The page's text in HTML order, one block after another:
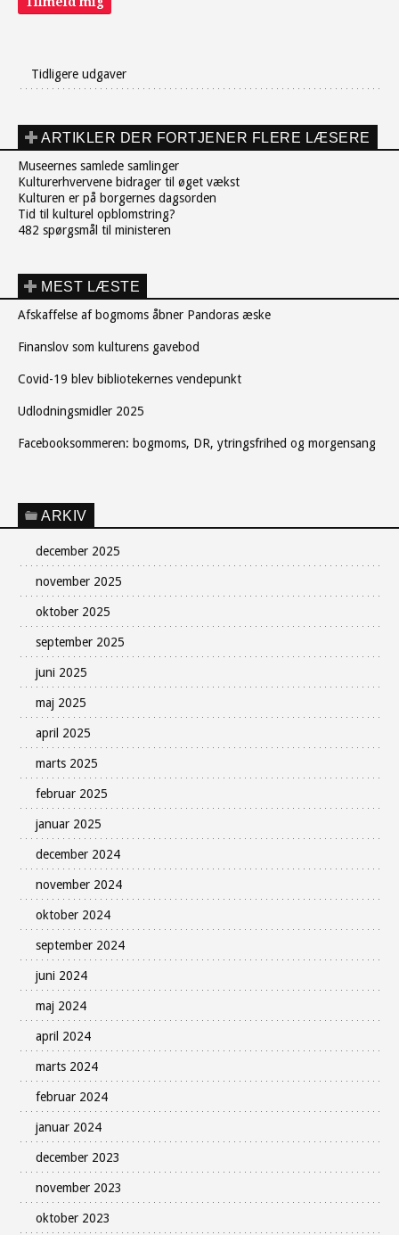
Tidligere udgaver
ARTIKLER DER FORTJENER FLERE LÆSERE
Museernes samlede samlinger
Kulturerhvervene bidrager til øget vækst
Kulturen er på borgernes dagsorden
Tid til kulturel opblomstring?
482 spørgsmål til ministeren
MEST LÆSTE
Afskaffelse af bogmoms åbner Pandoras æske
Finanslov som kulturens gavebod
Covid-19 blev bibliotekernes vendepunkt
Udlodningsmidler 2025
Facebooksommeren: bogmoms, DR, ytringsfrihed og morgensang
ARKIV
december 2025
november 2025
oktober 2025
september 2025
juni 2025
maj 2025
april 2025
marts 2025
februar 2025
januar 2025
december 2024
november 2024
oktober 2024
september 2024
juni 2024
maj 2024
april 2024
marts 2024
februar 2024
januar 2024
december 2023
november 2023
oktober 2023